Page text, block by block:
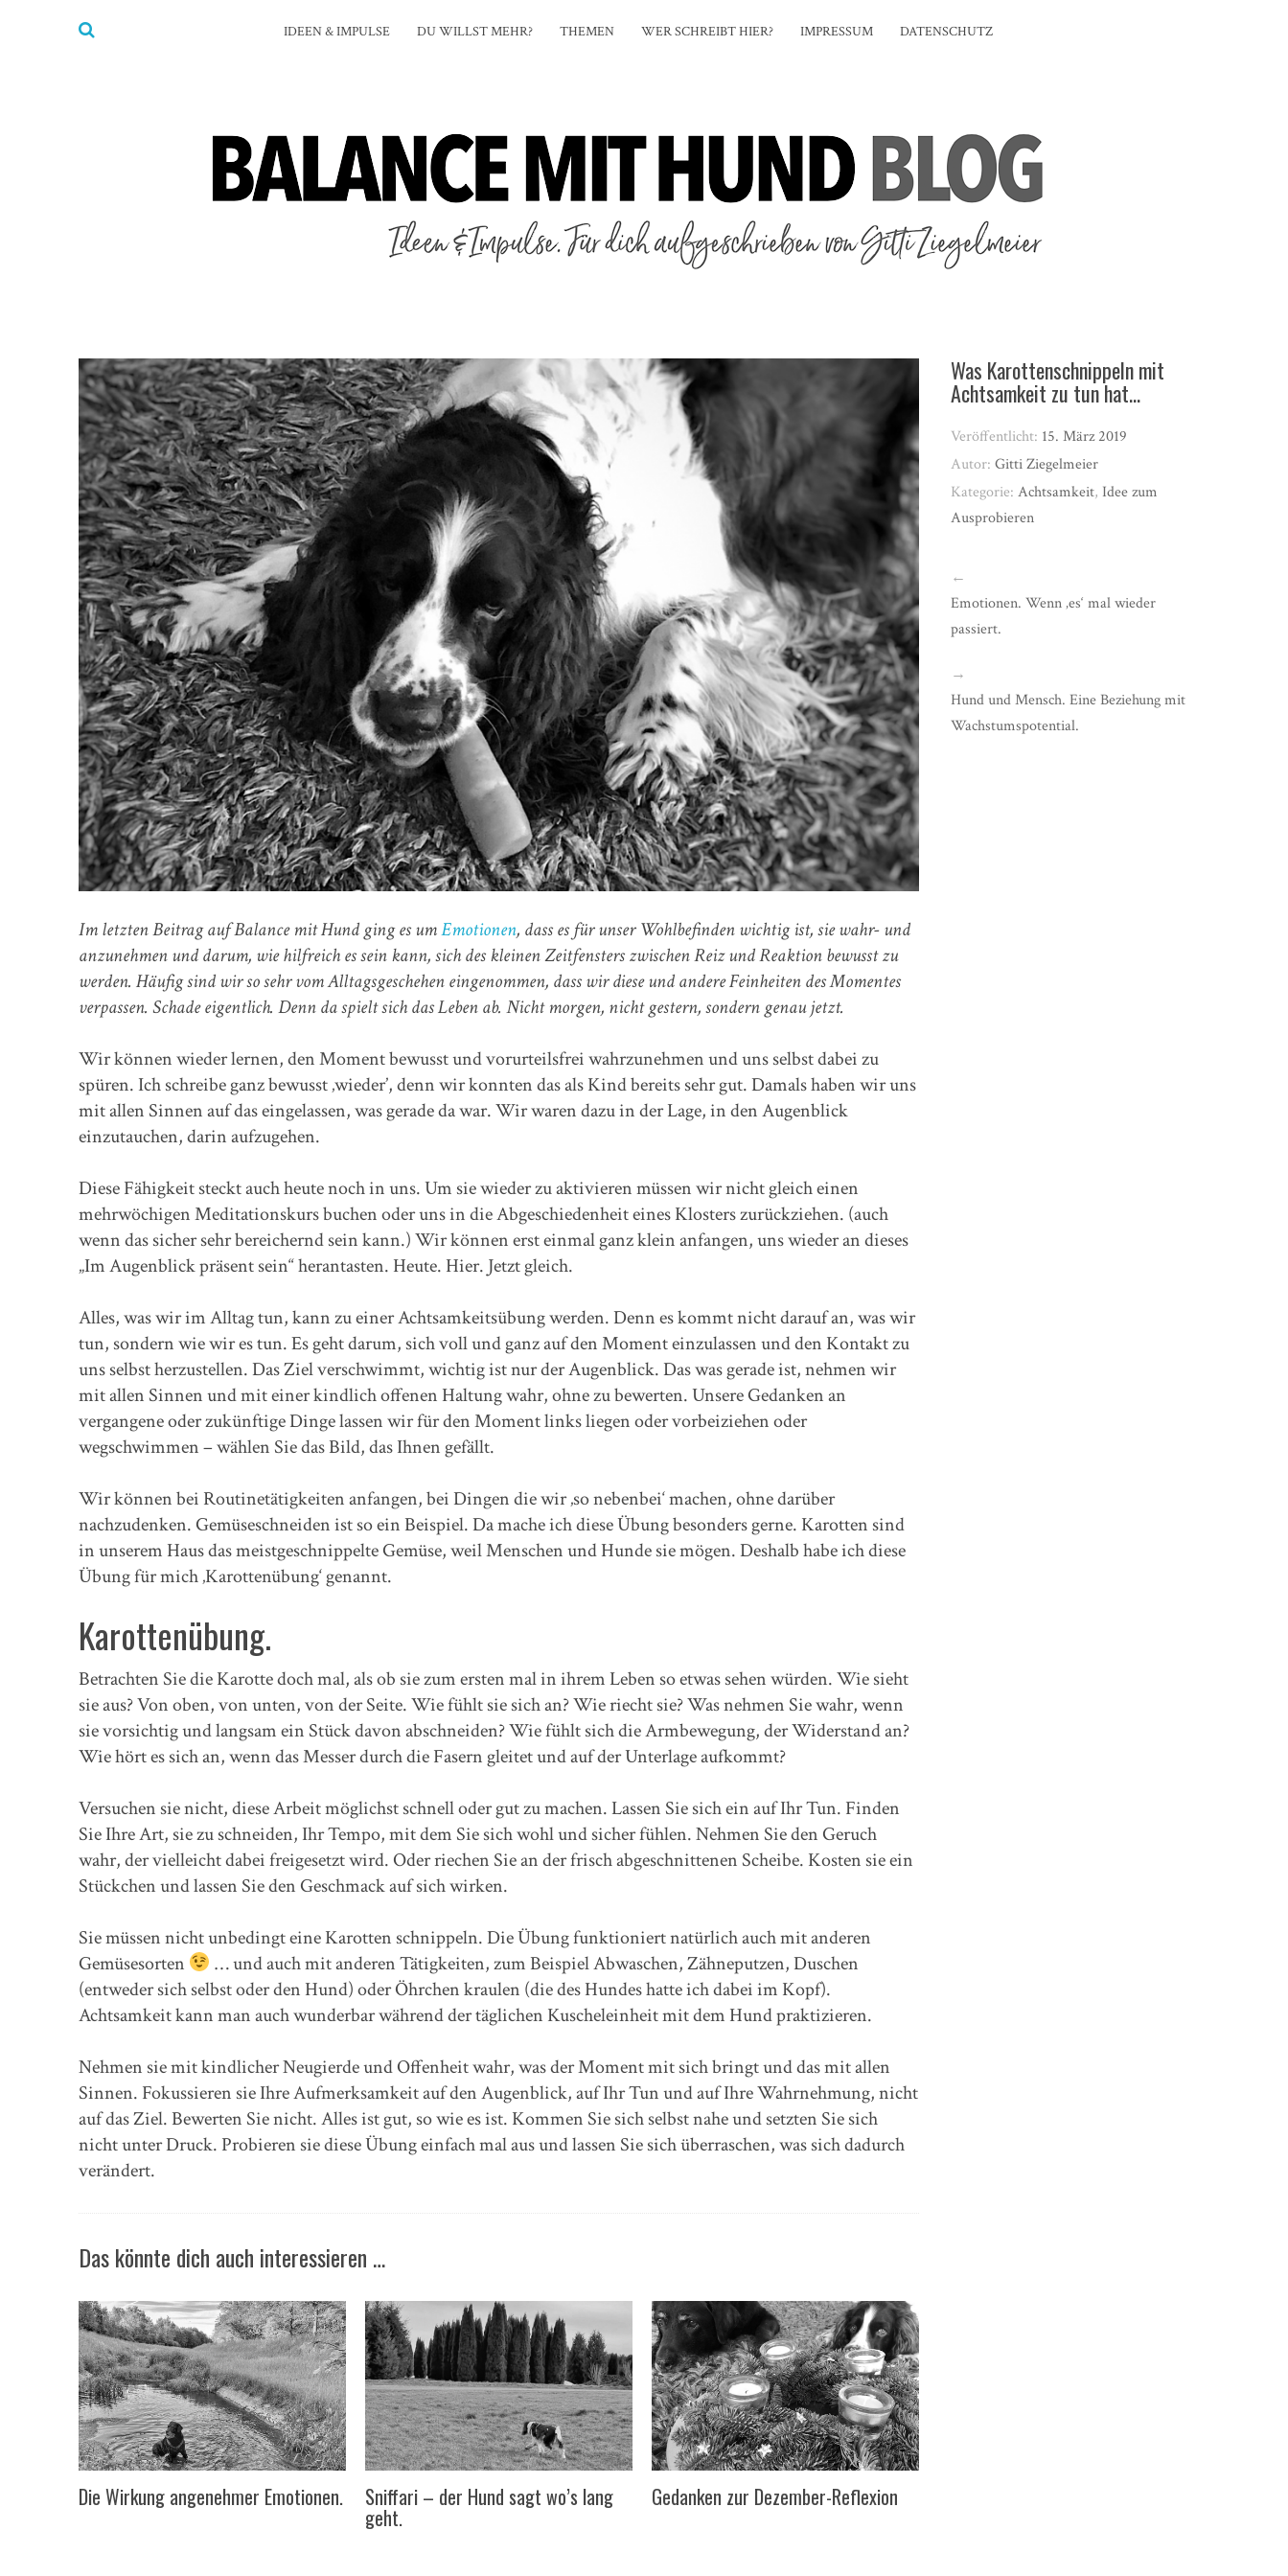
IDEEN & IMPULSE DU WILLST MEHR? THEMEN WER SCHREIBT HIER? IMPRESSUM DATENSCHUTZ
Im letzten Beitrag auf Balance mit Hund ging es umEmotionen, dass es für unser Wohlbefinden wichtig ist, sie wahr- und
anzunehmen und darum, wie hilfreich es sein kann, sich des kleinen Zeitfensters zwischen Reiz und Reaktion bewusst zu
werden. Häufig sind wir so sehr vom Alltagsgeschehen eingenommen, dass wir diese und andere Feinheiten des Momentes
verpassen. Schade eigentlich. Denn da spielt sich das Leben ab. Nicht morgen, nicht gestern, sondern genau jetzt.
Wir können wieder lernen, den Moment bewusst und vorurteilsfrei wahrzunehmen und uns selbst dabei zu
spüren. Ich schreibe ganz bewusst ‚wieder’, denn wir konnten das als Kind bereits sehr gut. Damals haben wir uns
mit allen Sinnen auf das eingelassen, was gerade da war. Wir waren dazu in der Lage, in den Augenblick
einzutauchen, darin aufzugehen.
Diese Fähigkeit steckt auch heute noch in uns. Um sie wieder zu aktivieren müssen wir nicht gleich einen
mehrwöchigen Meditationskurs buchen oder uns in die Abgeschiedenheit eines Klosters zurückziehen. (auch
wenn das sicher sehr bereichernd sein kann.) Wir können erst einmal ganz klein anfangen, uns wieder an dieses
„Im Augenblick präsent sein“ herantasten. Heute. Hier. Jetzt gleich.
Alles, was wir im Alltag tun, kann zu einer Achtsamkeitsübung werden. Denn es kommt nicht darauf an, was wir
tun, sondern wie wir es tun. Es geht darum, sich voll und ganz auf den Moment einzulassen und den Kontakt zu
uns selbst herzustellen. Das Ziel verschwimmt, wichtig ist nur der Augenblick. Das was gerade ist, nehmen wir
mit allen Sinnen und mit einer kindlich offenen Haltung wahr, ohne zu bewerten. Unsere Gedanken an
vergangene oder zukünftige Dinge lassen wir für den Moment links liegen oder vorbeiziehen oder
wegschwimmen – wählen Sie das Bild, das Ihnen gefällt.
Wir können bei Routinetätigkeiten anfangen, bei Dingen die wir ‚so nebenbei‘ machen, ohne darüber
nachzudenken. Gemüseschneiden ist so ein Beispiel. Da mache ich diese Übung besonders gerne. Karotten sind
in unserem Haus das meistgeschnippelte Gemüse, weil Menschen und Hunde sie mögen. Deshalb habe ich diese
Übung für mich ‚Karottenübung‘ genannt.
Karottenübung.
Betrachten Sie die Karotte doch mal, als ob sie zum ersten mal in ihrem Leben so etwas sehen würden. Wie sieht
sie aus? Von oben, von unten, von der Seite. Wie fühlt sie sich an? Wie riecht sie? Was nehmen Sie wahr, wenn
sie vorsichtig und langsam ein Stück davon abschneiden? Wie fühlt sich die Armbewegung, der Widerstand an?
Wie hört es sich an, wenn das Messer durch die Fasern gleitet und auf der Unterlage aufkommt?
Versuchen sie nicht, diese Arbeit möglichst schnell oder gut zu machen. Lassen Sie sich ein auf Ihr Tun. Finden
Sie Ihre Art, sie zu schneiden, Ihr Tempo, mit dem Sie sich wohl und sicher fühlen. Nehmen Sie den Geruch
wahr, der vielleicht dabei freigesetzt wird. Oder riechen Sie an der frisch abgeschnittenen Scheibe. Kosten sie ein
Stückchen und lassen Sie den Geschmack auf sich wirken.
Sie müssen nicht unbedingt eine Karotten schnippeln. Die Übung funktioniert natürlich auch mit anderen
Gemüsesorten
… und auch mit anderen Tätigkeiten, zum Beispiel Abwaschen, Zähneputzen, Duschen
(entweder sich selbst oder den Hund) oder Öhrchen kraulen (die des Hundes hatte ich dabei im Kopf).
Achtsamkeit kann man auch wunderbar während der täglichen Kuscheleinheit mit dem Hund praktizieren.
Nehmen sie mit kindlicher Neugierde und Offenheit wahr, was der Moment mit sich bringt und das mit allen
Sinnen. Fokussieren sie Ihre Aufmerksamkeit auf den Augenblick, auf Ihr Tun und auf Ihre Wahrnehmung, nicht
auf das Ziel. Bewerten Sie nicht. Alles ist gut, so wie es ist. Kommen Sie sich selbst nahe und setzten Sie sich
nicht unter Druck. Probieren sie diese Übung einfach mal aus und lassen Sie sich überraschen, was sich dadurch
verändert.
Das könnte dich auch interessieren …
Die Wirkung angenehmer Emotionen. Sniffari – der Hund sagt wo’s lang
geht.
Gedanken zur Dezember-Reflexion
Was Karottenschnippeln mit
Achtsamkeit zu tun hat…
Veröffentlicht: 15. März 2019
Autor:Gitti Ziegelmeier
Kategorie:Achtsamkeit,Idee zum
Ausprobieren
←
Emotionen. Wenn ‚es‘ mal wieder
passiert.
→
Hund und Mensch. Eine Beziehung mit
Wachstumspotential.